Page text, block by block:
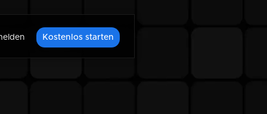
Kostenlos starten